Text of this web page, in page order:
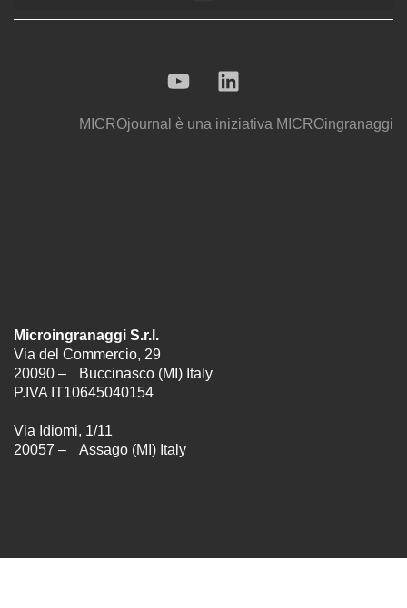
MICROjournal è una iniziativa MICROingranaggi
Microingranaggi S.r.l.
Via del Commercio, 29
20090 – Buccinasco (MI) Italy
P.IVA IT10645040154
Via Idiomi, 1/11
20057 – Assago (MI) Italy